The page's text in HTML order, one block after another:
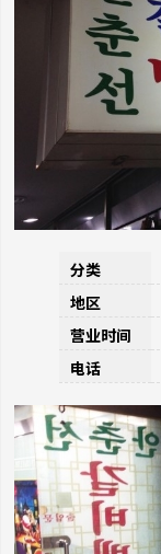
分类
地区
营业时间
电话